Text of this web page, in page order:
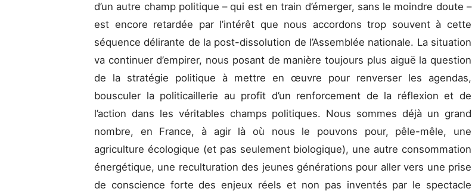
d’un autre champ politique – qui est en train d’émerger, sans le moindre doute –
est encore retardée par l’intérêt que nous accordons trop souvent à cette
séquence délirante de la post-dissolution de l’Assemblée nationale. La situation
va continuer d’empirer, nous posant de manière toujours plus aiguë la question
de la stratégie politique à mettre en œuvre pour renverser les agendas,
bousculer la politicaillerie au profit d’un renforcement de la réflexion et de
l’action dans les véritables champs politiques. Nous sommes déjà un grand
nombre, en France, à agir là où nous le pouvons pour, pêle-mêle, une
agriculture écologique (et pas seulement biologique), une autre consommation
énergétique, une reculturation des jeunes générations pour aller vers une prise
de conscience forte des enjeux réels et non pas inventés par le spectacle